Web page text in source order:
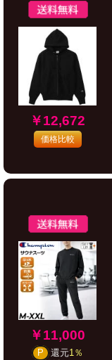
￥12,672
価格比較
￥11,000
P 還元1％